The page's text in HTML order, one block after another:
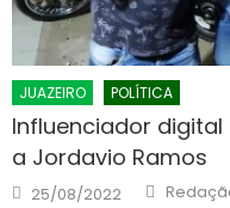
JUAZEIRO POLÍTICA
Influenciador digital
a Jordavio Ramos
Posted
25/08/2022 Author